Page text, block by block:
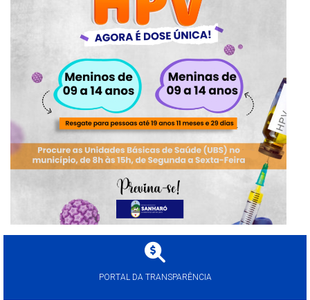
PORTAL DA TRANSPARÊNCIA